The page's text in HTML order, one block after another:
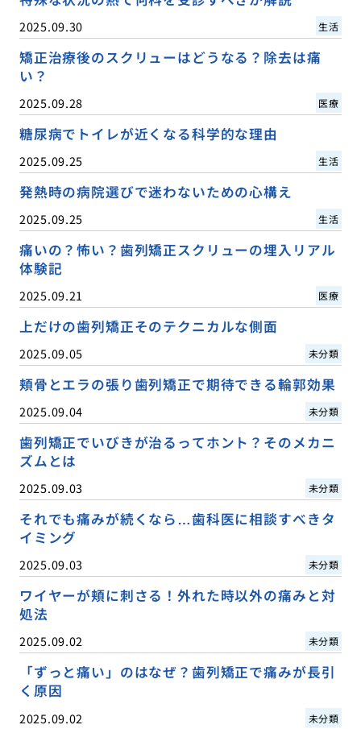
2025.09.30 生活
矯正治療後のスクリューはどうなる？除去は痛
い？
2025.09.28 医療
糖尿病でトイレが近くなる科学的な理由
2025.09.25 生活
発熱時の病院選びで迷わないための心構え
2025.09.25 生活
痛いの？怖い？歯列矯正スクリューの埋入リアル
体験記
2025.09.21 医療
上だけの歯列矯正そのテクニカルな側面
2025.09.05 未分類
頬骨とエラの張り歯列矯正で期待できる輪郭効果
2025.09.04 未分類
歯列矯正でいびきが治るってホント？そのメカニ
ズムとは
2025.09.03 未分類
それでも痛みが続くなら…歯科医に相談すべきタ
イミング
2025.09.03 未分類
ワイヤーが頬に刺さる！外れた時以外の痛みと対
処法
2025.09.02 未分類
「ずっと痛い」のはなぜ？歯列矯正で痛みが長引
く原因
2025.09.02 未分類